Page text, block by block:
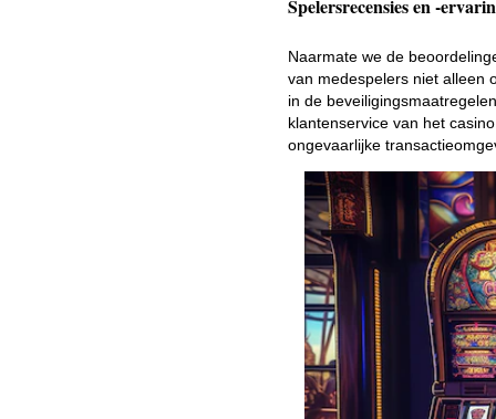
Spelersrecensies en -
Naarmate we de
van medespelers niet alleen
in de
klantenservice van het
ongevaarlijke